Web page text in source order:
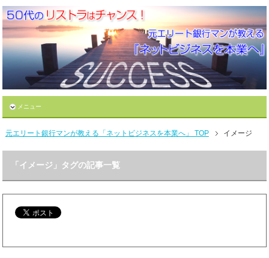
メニュー
元エリート銀行マンが教える「ネットビジネスを本業へ」 TOP イメージ
「イメージ」タグの記事一覧